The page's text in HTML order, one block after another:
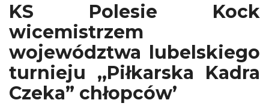
KS Polesie Kock
wicemistrzem
województwa lubelskiego
turnieju ,,Piłkarska Kadra
Czeka” chłopców’